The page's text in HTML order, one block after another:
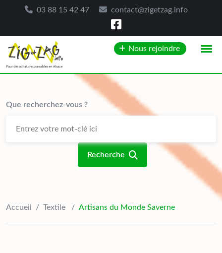
03 88 15 42 47 contact@zigetzag.info
content
Nous rejoindre
Que recherchez-vous ?
Recherche
Accueil / Textile / Artisans du Monde Saverne